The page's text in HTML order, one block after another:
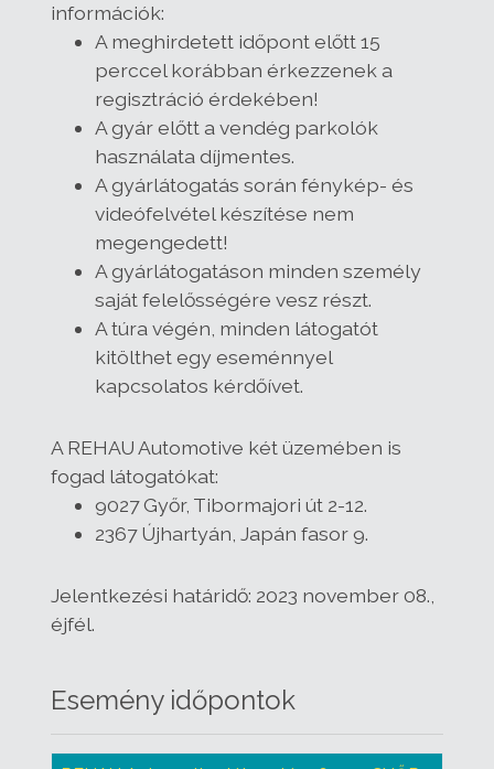
információk:
A meghirdetett időpont előtt 15
perccel korábban érkezzenek a
regisztráció érdekében!
A gyár előtt a vendég parkolók
használata díjmentes.
A gyárlátogatás során fénykép- és
videófelvétel készítése nem
megengedett!
A gyárlátogatáson minden személy
saját felelősségére vesz részt.
A túra végén, minden látogatót
kitölthet egy eseménnyel
kapcsolatos kérdőívet.
A REHAU Automotive két üzemében is
fogad látogatókat:
9027 Győr, Tibormajori út 2-12.
2367 Újhartyán, Japán fasor 9.
Jelentkezési határidő: 2023 november 08.,
éjfél.
Esemény időpontok